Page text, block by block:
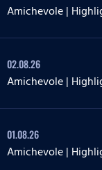
Amichevole |
02.08.26
Amichevole |
01.08.26
Amichevole |